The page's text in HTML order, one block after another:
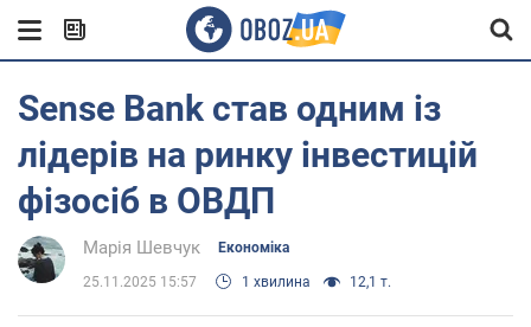
Sense Bank став одним із
лідерів на ринку інвестицій
фізосіб в ОВДП
Марія Шевчук Економіка
25.11.2025 15:57 1 хвилина 12,1 т.